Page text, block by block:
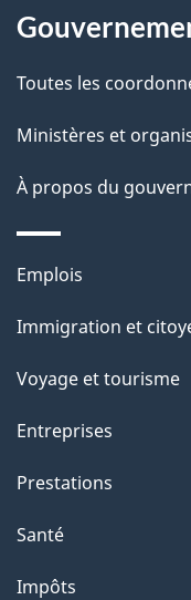
t
a
l
s
l
a
a
g
"
propos
ce
site
Toutes les
Ministères et
À propos du
Thèmes
sujets
Emplois
Immigration et
Voyage et tourisme
Entreprises
Prestations
Santé
Impôts